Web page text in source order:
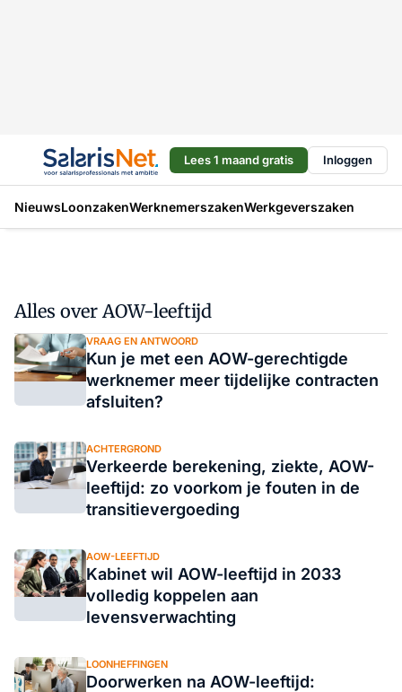
Lees 1 maand gratis Inloggen
NieuwsLoonzakenWerknemerszakenWerkgeverszaken
Alles over AOW-leeftijd
VRAAG EN ANTWOORD
Kun je met een AOW-gerechtigde
werknemer meer tijdelijke contracten
afsluiten?
ACHTERGROND
Verkeerde berekening, ziekte, AOW-
leeftijd: zo voorkom je fouten in de
transitievergoeding
AOW-LEEFTIJD
Kabinet wil AOW-leeftijd in 2033
volledig koppelen aan
levensverwachting
LOONHEFFINGEN
Doorwerken na AOW-leeftijd: